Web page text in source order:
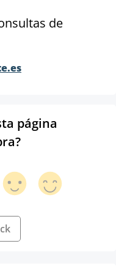
de
página